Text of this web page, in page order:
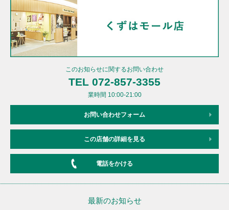
このお知らせに関するお問い合わせ
TEL 072-857-3355
業時間 10:00-21:00
お問い合わせフォーム
この店舗の詳細を見る
電話をかける
最新のお知らせ